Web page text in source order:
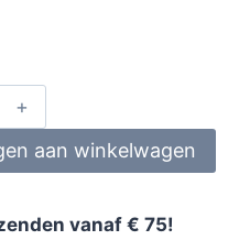
aan winkelwagen
vanaf € 75!